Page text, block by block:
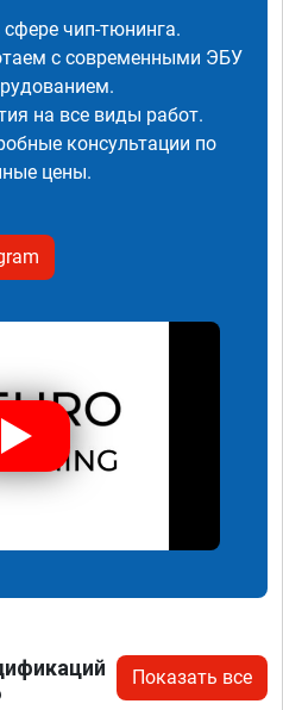
чип-тюнинга.
с современными ЭБУ
на все виды работ.
консультации по
цены.
Показать все